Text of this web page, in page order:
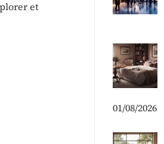
et
01/08/2026